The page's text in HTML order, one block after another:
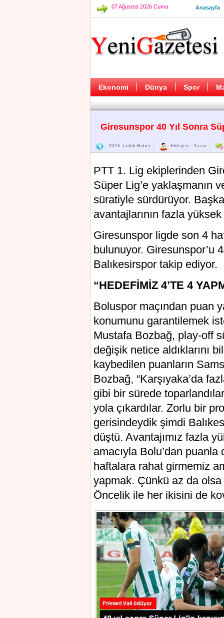
07 Ağustos 2026 Cuma Anasayfa
Ekonomi Dünya Spor
Giresunspor 40 Yıl Sonra
2026 Tarihli Haber Ekleyen : Yazar
PTT 1. Lig ekiplerinden
Süper Lig’e yaklaşmanın
süratiyle sürdürüyor.
avantajlarının fazla
Giresunspor ligde son 4
bulunuyor. Giresunspor’u
Balıkesirspor takip ediyor.
“HEDEFİMİZ 4’TE 4
Boluspor maçından puan
konumunu garantilemek
Mustafa Bozbağ, play-off
değişik netice aldıklarını
kaybedilen puanların
Bozbağ, “Karşıyaka’da
gibi bir sürede
yola çıkardılar. Zorlu bir
gerisindeydik şimdi
düştü. Avantajımız fazla
amacıyla Bolu’dan
haftalara rahat girmemiz
yapmak. Çünkü az da
Öncelik ile her ikisini de